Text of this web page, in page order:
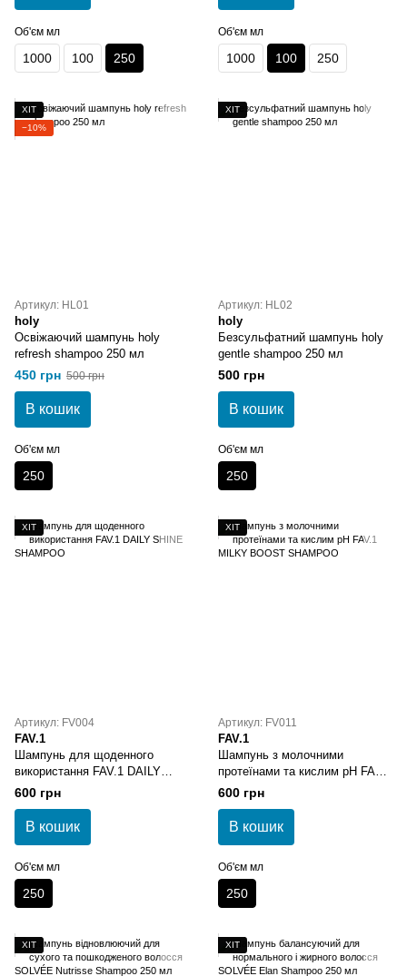
Об'єм мл
1000 100 250
Об'єм мл
1000 100 250
ХІТ
−10%
Артикул: HL01
holy
Освіжаючий шампунь holy
refresh shampoo 250 мл
450 грн 500 грн
В кошик
Об'єм мл
250
ХІТ
Артикул: HL02
holy
Безсульфатний шампунь holy
gentle shampoo 250 мл
500 грн
В кошик
Об'єм мл
250
ХІТ
Артикул: FV004
FAV.1
Шампунь для щоденного
використання FAV.1 DAILY
SHINE SHAMPOO
600 грн
В кошик
Об'єм мл
250
ХІТ
Артикул: FV011
FAV.1
Шампунь з молочними
протеїнами та кислим pH FAV.1
MILKY BOOST SHAMPOO
600 грн
В кошик
Об'єм мл
250
ХІТ ХІТ